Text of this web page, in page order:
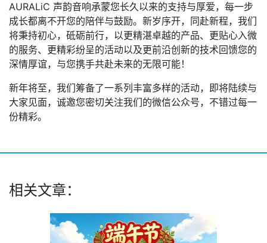
AURALiC 声韵音响承蒙您长久以来的支持与厚爱，每一步
成长都离不开您的陪伴与鼓励。新岁序开，同赴新程，我们
将秉持初心，砥砺前行，以更精湛卓越的产品、更贴心入微
的服务、更精彩纷呈的活动以及更前沿创新的技术回馈您的
深情厚谊，与您携手共赴未来的无限可能！
新年将至，我们筹备了一系列丰富多样的活动，即将陆续与
大家见面，诚邀您密切关注我们的微信公众号，不错过每一
份精彩。
相关文章：